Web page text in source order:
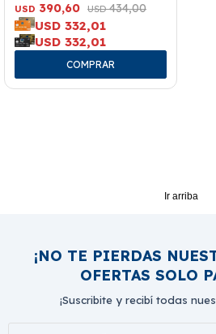
USD 390,60 USD 434,00
USD 332,01
USD 332,01
Ir arriba
¡NO TE PIERDAS
OFERTAS SOLO
¡Suscribite y recibí todas